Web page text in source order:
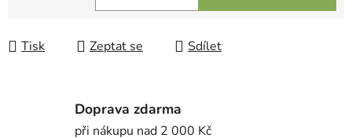
Tisk Zeptat se Sdílet
Doprava zdarma
při nákupu nad 2 000 Kč